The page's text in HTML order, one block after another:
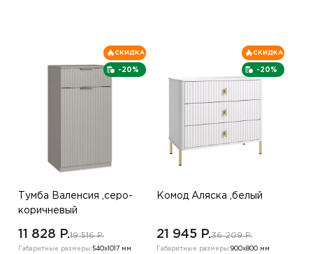
-20%
СКИДКА
Тумба Валенсия ,серо-
коричневый
11 828 P.19 516 P.
Габаритные размеры:540х1017 мм
-20%
СКИДКА
Комод Аляска ,белый
21 945 P.36 209 P.
Габаритные размеры:900х800 мм